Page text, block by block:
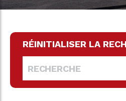
RÉINITIALISER LA